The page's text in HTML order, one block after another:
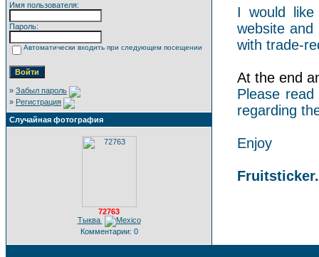
Имя пользователя:
Пароль:
Автоматически входить при следующем посещении
» Забыл пароль
» Регистрация
Случайная фотография
72763
Тыква
Комментарии: 0
I would
website
with trade-
At the end
Please
regarding
Enjoy